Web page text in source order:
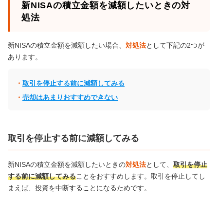
新NISAの積立金額を減額したいときの対
処法
新NISAの積立金額を減額したい場合、 対処法として下記の2つが
あります。
取引を停止する前に減額してみる
売却はあまりおすすめできない
取引を停止する前に減額してみる
新NISAの積立金額を減額したいときの対処法として、 取引を停止
する前に減額してみることをおすすめします。取引を停止してし
まえば、投資を中断することになるためです。